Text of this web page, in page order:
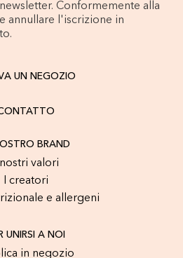
Conformemente alla
annullare l'iscrizione in
UN NEGOZIO
BRAND
valori
I creatori
e allergeni
UNIRSI A NOI
in negozio